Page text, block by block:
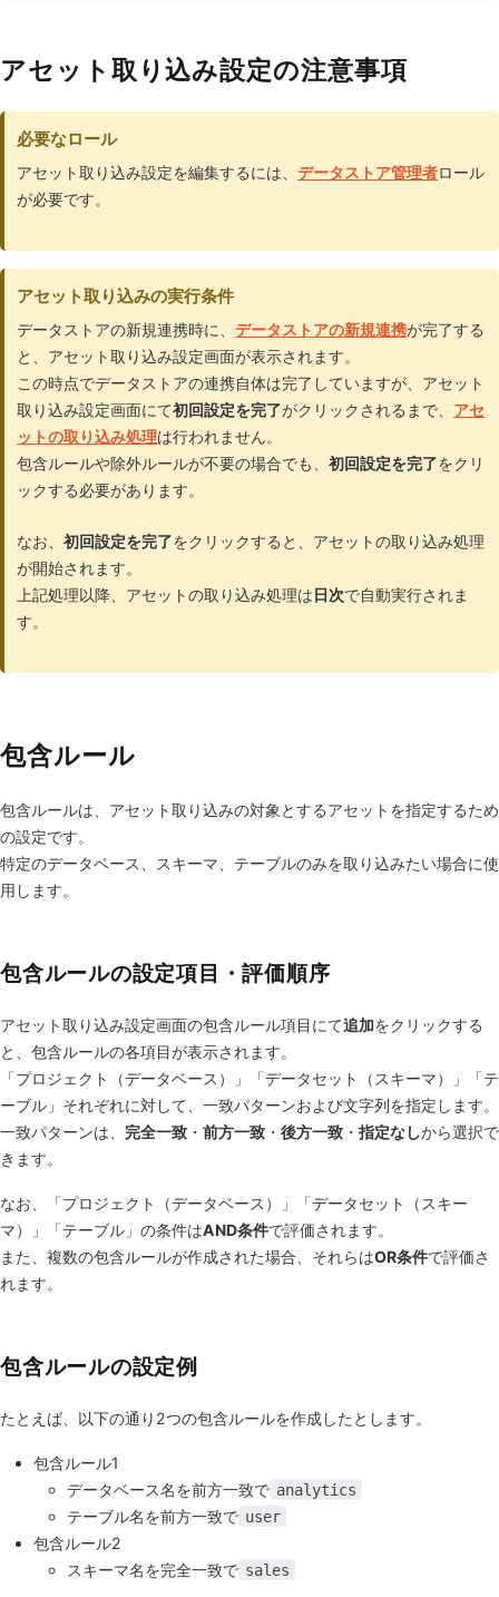
アセット取り込み設定の注意事項
必要なロール
アセット取り込み設定を編集するには、データストア管理者ロール
が必要です。
アセット取り込みの実行条件
データストアの新規連携時に、データストアの新規連携が完了する
と、アセット取り込み設定画面が表示されます。
この時点でデータストアの連携自体は完了していますが、アセット
取り込み設定画面にて初回設定を完了がクリックされるまで、 アセ
ットの取り込み処理は行われません。
包含ルールや除外ルールが不要の場合でも、初回設定を完了をクリ
ックする必要があります。
なお、初回設定を完了をクリックすると、アセットの取り込み処理
が開始されます。
上記処理以降、アセットの取り込み処理は日次で自動実行されま
す。
包含ルール
包含ルールは、アセット取り込みの対象とするアセットを指定するため
の設定です。
特定のデータベース、スキーマ、テーブルのみを取り込みたい場合に使
用します。
包含ルールの設定項目・評価順序
アセット取り込み設定画面の包含ルール項目にて追加をクリックする
と、包含ルールの各項目が表示されます。
「プロジェクト（データベース）」「データセット（スキーマ）」「テ
ーブル」それぞれに対して、一致パターンおよび文字列を指定します。
一致パターンは、 完全一致 ・ 前方一致 ・ 後方一致 ・ 指定なしから選択で
きます。
なお、「プロジェクト（データベース）」「データセット（スキー
マ）」「テーブル」の条件はAND条件で評価されます。
また、複数の包含ルールが作成された場合、それらはOR条件で評価さ
れます。
包含ルールの設定例
たとえば、以下の通り2つの包含ルールを作成したとします。
包含ルール1
データベース名を前方一致で analytics
テーブル名を前方一致で user
包含ルール2
スキーマ名を完全一致で sales